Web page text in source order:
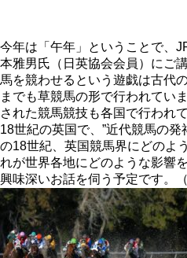
今年は「午年」ということで、
本雅男氏（日英協会会員）にご
馬を競わせるという遊戯は古代
までも草競馬の形で行われてい
された競馬競技も各国で行われ
18世紀の英国で、”近代競馬の
の18世紀、英国競馬界にどのよ
れが世界各地にどのような影響
興味深いお話を伺う予定です。